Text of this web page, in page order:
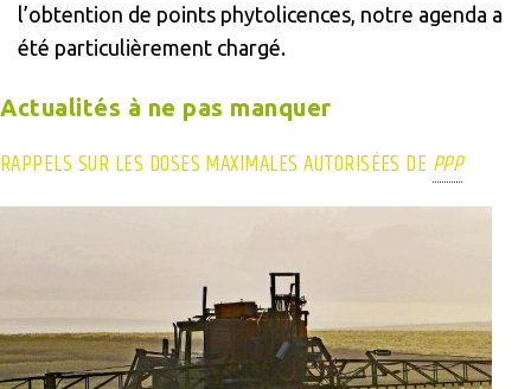
l’obtention de points phytolicences, notre agenda a
été particulièrement chargé.
Actualités à ne pas manquer
RAPPELS SUR LES DOSES MAXIMALES AUTORISÉES DE PPP